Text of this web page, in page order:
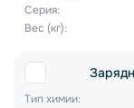
Серия:
Вес (кг):
Тип химии: